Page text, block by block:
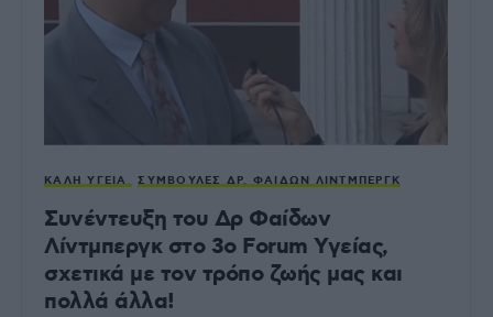
ΚΑΛΉ ΥΓΕΊΑ ΣΥΜΒΟΥΛΈΣ ΔΡ. ΦΑΊΔΩΝ ΛΊΝΤΜΠΕΡΓΚ
Συνέντευξη του Δρ Φαίδων
Λίντμπεργκ στο 3ο Forum Υγείας,
σχετικά με τον τρόπο ζωής μας και
πολλά άλλα!